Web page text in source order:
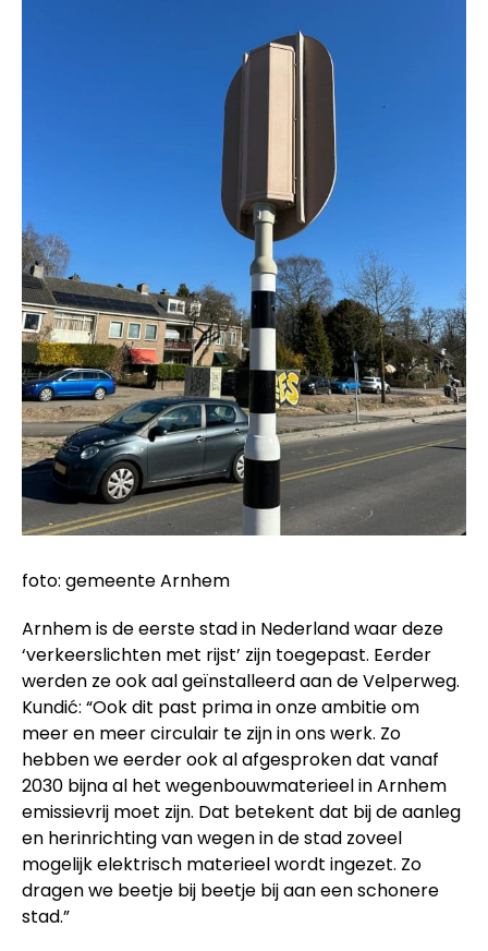
foto: gemeente Arnhem
Arnhem is de eerste stad in Nederland waar deze
‘verkeerslichten met rijst’ zijn toegepast. Eerder
werden ze ook aal geïnstalleerd aan de Velperweg.
Kundić: “Ook dit past prima in onze ambitie om
meer en meer circulair te zijn in ons werk. Zo
hebben we eerder ook al afgesproken dat vanaf
2030 bijna al het wegenbouwmaterieel in Arnhem
emissievrij moet zijn. Dat betekent dat bij de aanleg
en herinrichting van wegen in de stad zoveel
mogelijk elektrisch materieel wordt ingezet. Zo
dragen we beetje bij beetje bij aan een schonere
stad.”